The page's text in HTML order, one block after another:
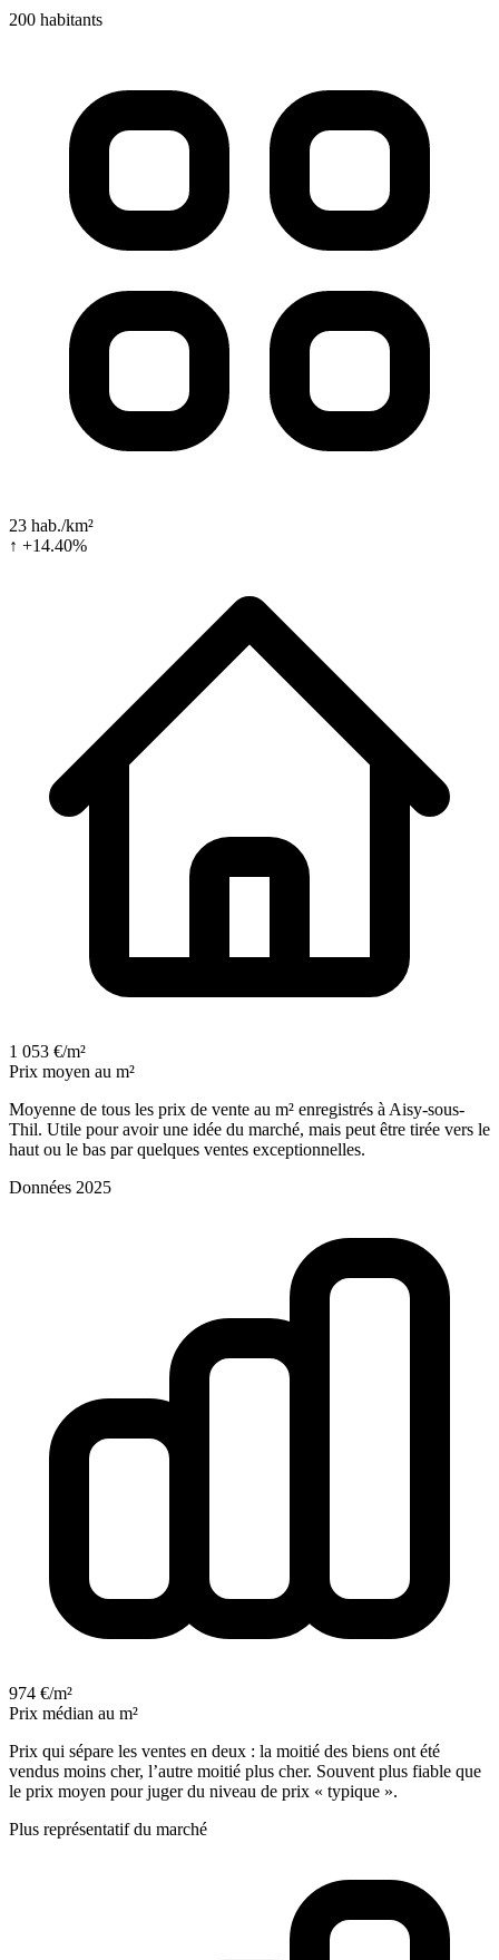
200 habitants
23 hab./km²
↑ +14.40%
1 053 €/m²
Prix moyen au m²
Moyenne de tous les prix de vente au m² enregistrés à Aisy-sous-
Thil. Utile pour avoir une idée du marché, mais peut être tirée vers le
haut ou le bas par quelques ventes exceptionnelles.
Données 2025
974 €/m²
Prix médian au m²
Prix qui sépare les ventes en deux : la moitié des biens ont été
vendus moins cher, l’autre moitié plus cher. Souvent plus fiable que
le prix moyen pour juger du niveau de prix « typique ».
Plus représentatif du marché